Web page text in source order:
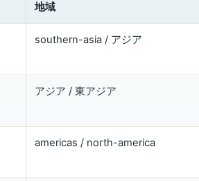
地域
southern-asia / アジア
アジア / 東アジア
americas / north-america